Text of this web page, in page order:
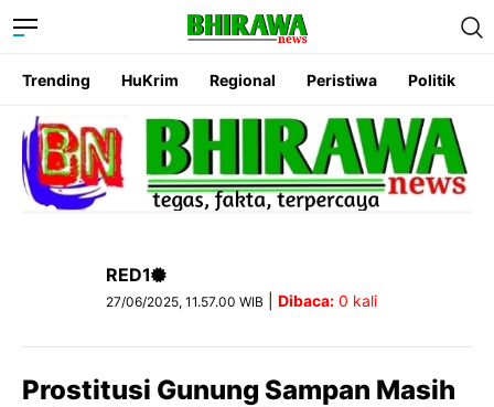
Trending HuKrim Regional Peristiwa Politik
RED1
27/06/2025, 11.57.00 WIB Dibaca: 0 kali
Prostitusi Gunung Sampan Masih